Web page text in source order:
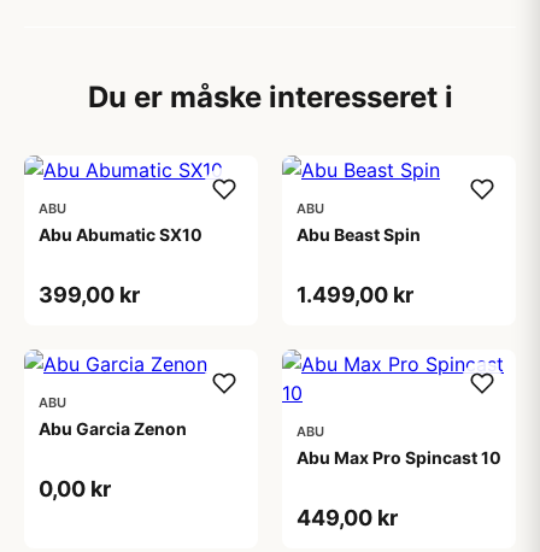
Du er måske interesseret i
ABU
Abu Abumatic SX10
399,00 kr
ABU
Abu Beast Spin
1.499,00 kr
ABU
Abu Garcia Zenon
0,00 kr
ABU
Abu Max Pro Spincast 10
449,00 kr